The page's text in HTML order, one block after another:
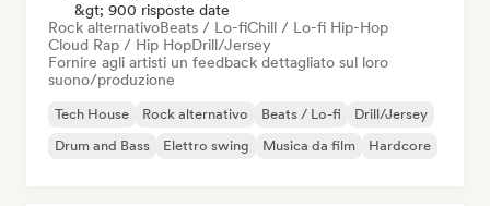
&gt; 900 risposte date
Rock alternativoBeats / Lo-fiChill / Lo-fi Hip-Hop
Cloud Rap / Hip HopDrill/Jersey
Fornire agli artisti un feedback dettagliato sul loro
suono/produzione
Tech House Rock alternativo Beats / Lo-fi
Drill/Jersey
Drum and Bass
Elettro swing Musica da film Hardcore